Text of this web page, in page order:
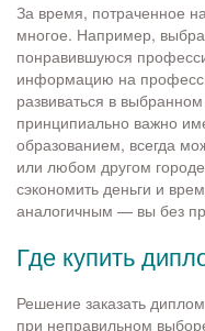
За время, потраченное
многое. Например,
понравившуюся
информацию на
развиваться в
принципиально важно
образованием, всегда
или любом другом
сэкономить деньги и
аналогичным — вы без
Где купить
Решение заказать
при неправильном